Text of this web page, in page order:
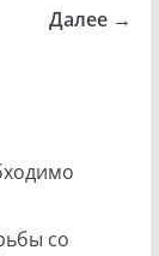
Далее →
со